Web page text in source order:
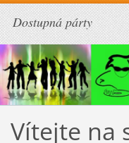
Dostupná párty
Vítejte na